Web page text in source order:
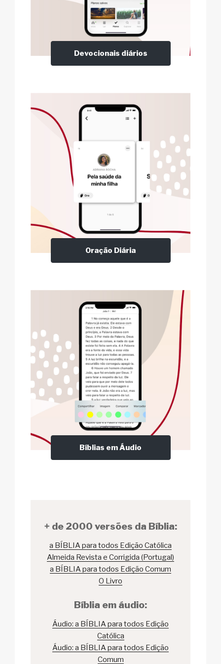
Devocionais diários
Oração Diária
Bíblias em Áudio
+ de 2000 versões da Bíblia:
a BÍBLIA para todos Edição Católica
Almeida Revista e Corrigida (Portugal)
a BÍBLIA para todos Edição Comum
O Livro
Bíblia em áudio:
Áudio: a BÍBLIA para todos Edição
Católica
Áudio: a BÍBLIA para todos Edição
Comum